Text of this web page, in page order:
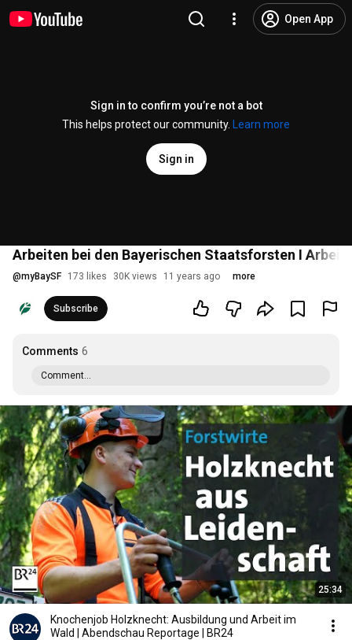
Open App
Sign in to confirm you’re not a bot
This helps protect our community.
Learn more
Sign in
Arbeiten bei den Bayerischen Staatsforsten I
@myBaySF 173 likes 30K views 11 years ago more
Subscribe
Comments 6
Comment...
25:34
Knochenjob Holzknecht: Ausbildung und Arbeit im
Wald | Abendschau Reportage | BR24